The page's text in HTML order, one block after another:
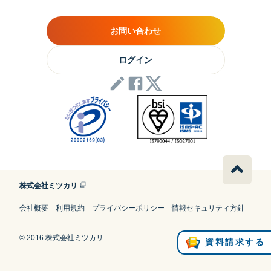
資料請求する
お問い合わせ
ログイン
株式会社ミツカリ
会社概要 利用規約 プライバシーポリシー 情報セキュリティ方針
© 2016 株式会社ミツカリ